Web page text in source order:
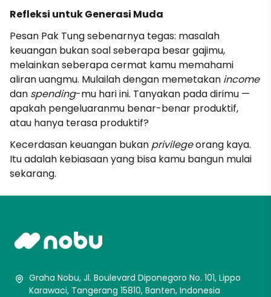
Refleksi untuk Generasi Muda
Pesan Pak Tung sebenarnya tegas: masalah
keuangan bukan soal seberapa besar gajimu,
melainkan seberapa cermat kamu memahami
aliran uangmu. Mulailah dengan memetakan income
dan spending-mu hari ini. Tanyakan pada dirimu —
apakah pengeluaranmu benar-benar produktif,
atau hanya terasa produktif?
Kecerdasan keuangan bukan privilegeorang kaya.
Itu adalah kebiasaan yang bisa kamu bangun mulai
sekarang.
Graha Nobu, Jl. Boulevard Diponegoro No. 101, Lippo
Karawaci, Tangerang 15810, Banten, Indonesia